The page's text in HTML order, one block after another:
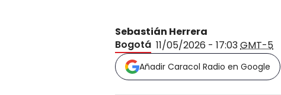
Sebastián Herrera
Bogotá 11/05/2026 - 17:03GMT-5
Añadir Caracol Radio en Google